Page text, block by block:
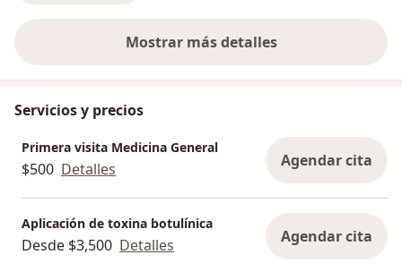
Mostrar más detalles
sobre la experiencia
Servicios y precios
Primera visita Medicina General
$500 Detalles Agendar cita
Aplicación de toxina botulínica
Desde $3,500 Detalles Agendar cita